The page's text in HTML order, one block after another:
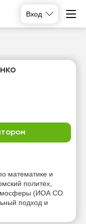
Вход
математике и
политех,
(ИОА СО
подход и
Нет
свободных
часов